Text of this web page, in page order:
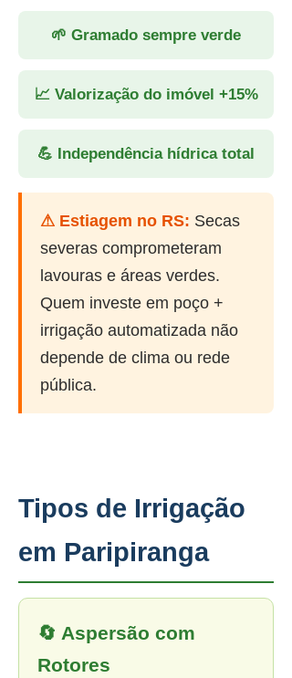
🌱 Gramado sempre verde
📈 Valorização do imóvel +15%
💪 Independência hídrica total
⚠ Estiagem no RS: Secas
severas comprometeram
lavouras e áreas verdes.
Quem investe em poço +
irrigação automatizada não
depende de clima ou rede
pública.
Tipos de Irrigação
em Paripiranga
🔄 Aspersão com
Rotores